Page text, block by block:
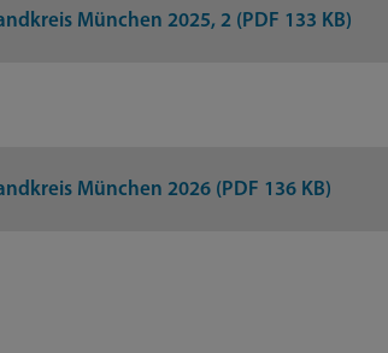
München 2025, 2 (PDF 133 KB)
München 2026 (PDF 136 KB)